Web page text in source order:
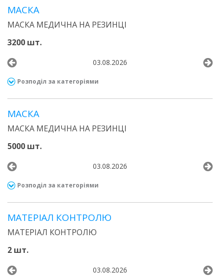
МАСКА
МАСКА МЕДИЧНА НА РЕЗИНЦІ
3200 шт.
03.08.2026
Розподіл за категоріями
МАСКА
МАСКА МЕДИЧНА НА РЕЗИНЦІ
5000 шт.
03.08.2026
Розподіл за категоріями
МАТЕРІАЛ КОНТРОЛЮ
МАТЕРІАЛ КОНТРОЛЮ
2 шт.
03.08.2026